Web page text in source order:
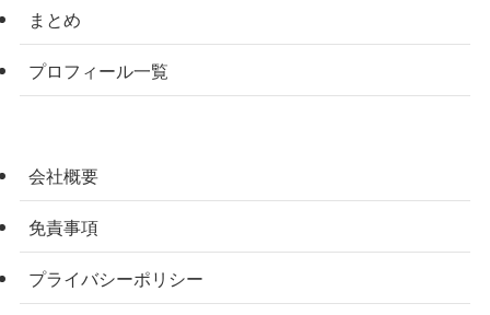
まとめ
プロフィール一覧
会社概要
免責事項
プライバシーポリシー